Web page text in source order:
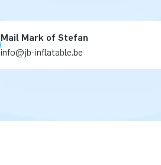
Mail Mark of Stefan
info@jb-inflatable.be